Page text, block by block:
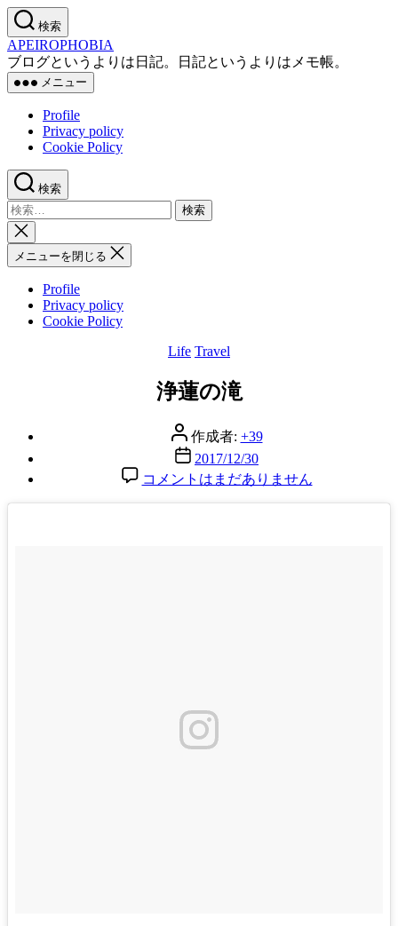
コ
ン
テ
ン
ツ
プ
検索
APEIROPHOBIA
ブログというよりは日記。日記というよりはメモ帳。
メニュー
Profile
Privacy policy
Cookie Policy
検索
検
索
対
象:
検
索
を
メニューを閉じる
Profile
Privacy policy
Cookie Policy
カ
ゴ
Life Travel
浄蓮の滝
投
稿
者
作成者: +39
投
稿
2017/12/30
浄
コメントはまだありません